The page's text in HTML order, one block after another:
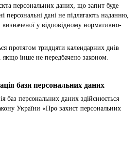
персональних даних, що запит буде
персональні дані не підлягають наданню,
визначеної у відповідному нормативно-
протягом тридцяти календарних днів
інше не передбачено законом.
бази персональних даних
баз персональних даних здійснюється
України «Про захист персональних